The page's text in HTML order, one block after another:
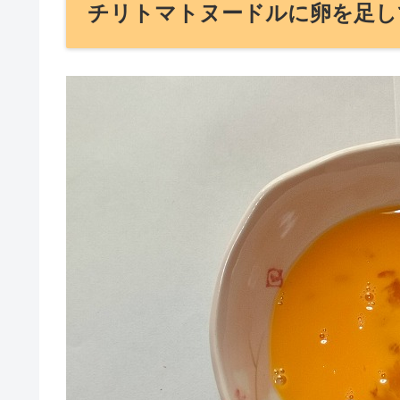
チリトマトヌードルに卵を足